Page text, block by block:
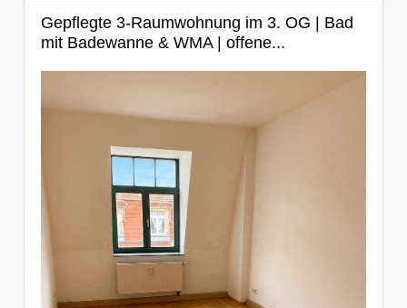
Gepflegte 3-Raumwohnung im 3. OG | Bad
mit Badewanne & WMA | offene...